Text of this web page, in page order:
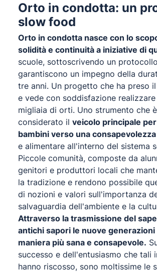
Orto in condotta: un
slow food
Orto in condotta nasce con lo
solidità e continuità a iniziative di
scuole, sottoscrivendo un
garantiscono un impegno della
tre anni. Un progetto che ha preso
e vede con soddisfazione
migliaia di orti. Uno strumento che
considerato il veicolo principale
bambini verso una
e alimentare all'interno del sistema
Piccole comunità, composte da
genitori e produttori locali che
la tradizione e rendono possibile
di nozioni e valori sull'importanza
salvaguardia dell'ambiente e la
Attraverso la trasmissione del
antichi sapori le nuove
maniera più sana e consapevole.
successo e dell'entusiasmo che tali
hanno riscosso, sono moltissime le